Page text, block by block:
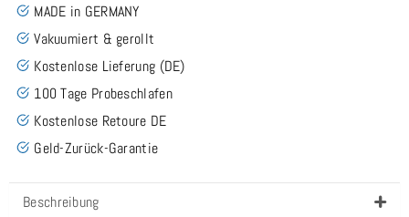
MADE in GERMANY
Vakuumiert & gerollt
Kostenlose Lieferung (DE)
100 Tage Probeschlafen
Kostenlose Retoure DE
Geld-Zurück-Garantie
Beschreibung